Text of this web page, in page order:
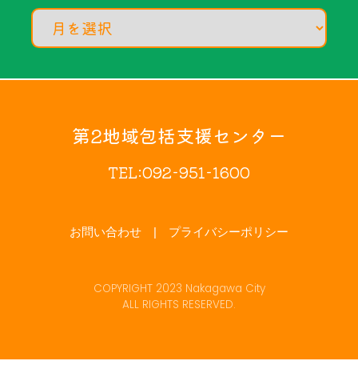
第2地域包括支援センター
TEL:092-951-1600
お問い合わせ プライバシーポリシー
COPYRIGHT 2023 Nakagawa City
ALL RIGHTS RESERVED.